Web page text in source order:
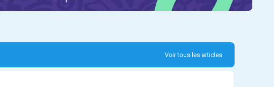
Voir tous les articles